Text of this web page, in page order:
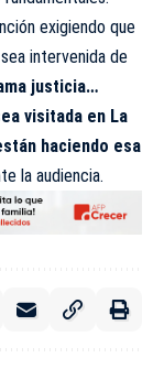
exigiendo que
sea intervenida de
justicia…
visitada en La
haciendo esa
la audiencia.